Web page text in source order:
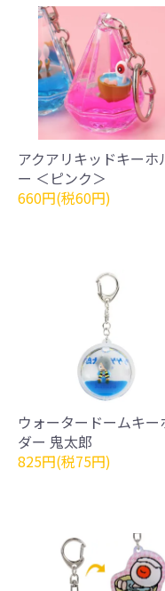
アクアリキッドキーホ
ー ＜ピンク＞
660円(税60円)
ウォータードームキー
ダー 鬼太郎
825円(税75円)